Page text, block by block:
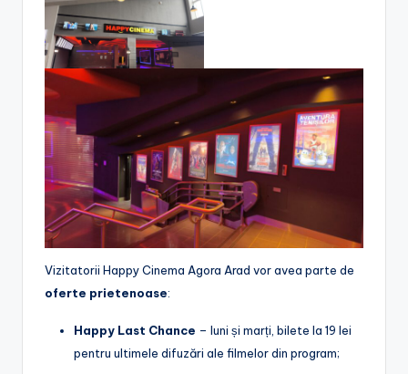
Vizitatorii Happy Cinema Agora Arad vor avea parte de
oferte prietenoase:
Happy Last Chance – luni și marți, bilete la 19 lei
pentru ultimele difuzări ale filmelor din program;